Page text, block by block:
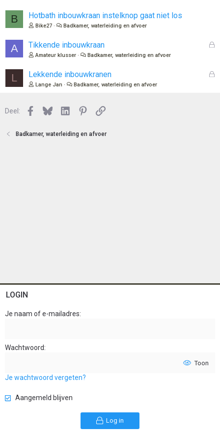
B Hotbath inbouwkraan instelknop gaat niet los
Bike27 Badkamer, waterleiding en afvoer
A
G
Tikkende inbouwkraan
Amateur klusser Badkamer, waterleiding en afvoer
L
G
Lekkende inbouwkranen
Lange Jan Badkamer, waterleiding en afvoer
Deel: Facebook
BlueskyLinkedInPinterest
Link
Badkamer, waterleiding en afvoer
LOGIN
Je naam of e-mailadres
Wachtwoord
Toon
Je wachtwoord vergeten?
Aangemeld blijven
Log in